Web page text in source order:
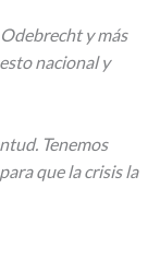
y más
nacional y
Tenemos
que la crisis la